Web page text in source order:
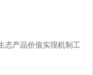
态产品价值实现机制工